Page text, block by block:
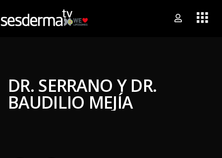
DR. SERRANO Y DR.
BAUDILIO MEJÍA